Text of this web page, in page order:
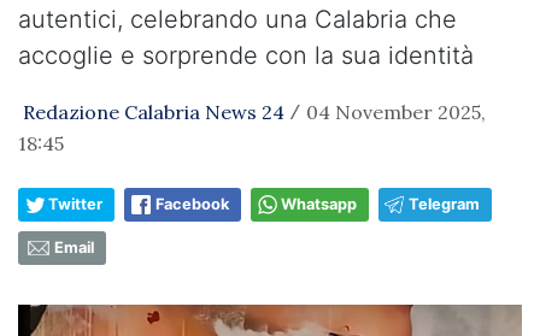
autentici, celebrando una Calabria che
accoglie e sorprende con la sua identità
Redazione Calabria News 24 / 04 November 2025,
18:45
Twitter Facebook Whatsapp Telegram
Email